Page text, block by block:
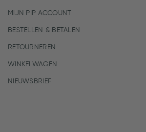
MIJN PIP ACCOUNT
BESTELLEN & BETALEN
RETOURNEREN
WINKELWAGEN
NIEUWSBRIEF